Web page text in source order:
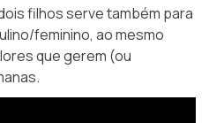
filhos serve também para
feminino, ao mesmo
que gerem (ou